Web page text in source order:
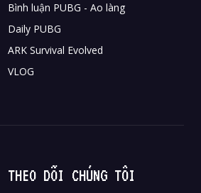
Bình luận PUBG - Ao làng
Daily PUBG
ARK Survival Evolved
VLOG
THEO DÕI CHÚNG TÔI